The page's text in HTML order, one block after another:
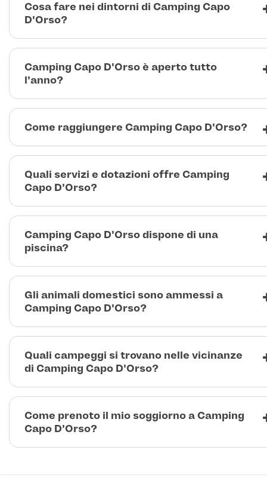
Cosa fare nei dintorni di Camping Capo
D'Orso?
Camping Capo D'Orso è aperto tutto
l'anno?
Come raggiungere Camping Capo D'Orso?
Quali servizi e dotazioni offre Camping
Capo D'Orso?
Camping Capo D'Orso dispone di una
piscina?
Gli animali domestici sono ammessi a
Camping Capo D'Orso?
Quali campeggi si trovano nelle vicinanze
di Camping Capo D'Orso?
Come prenoto il mio soggiorno a Camping
Capo D'Orso?